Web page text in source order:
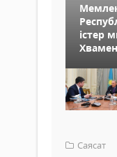
істер
Хвамен
Саясат